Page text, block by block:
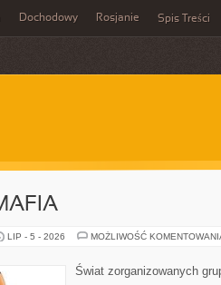
Dochodowy Rosjanie Spis Treści
LIP - 5 - 2026 MOŻLIWOŚĆ
Świat zorganizowanych